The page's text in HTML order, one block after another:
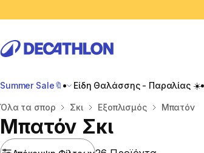
Summer Sale🔖 Είδη Θαλάσσης - Παραλίας ☀️
Αρχική σελίδα
Όλα τα σπορ Σκι Εξοπλισμός Μπατόν
Μπατόν Σκι